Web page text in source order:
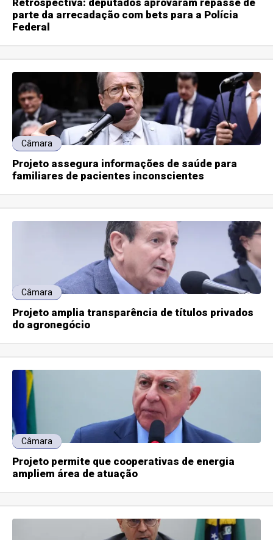
parte da arrecadação com bets para a Polícia
Federal
Câmara
Projeto assegura informações de saúde para
familiares de pacientes inconscientes
Câmara
Projeto amplia transparência de títulos privados
do agronegócio
Câmara
Projeto permite que cooperativas de energia
ampliem área de atuação